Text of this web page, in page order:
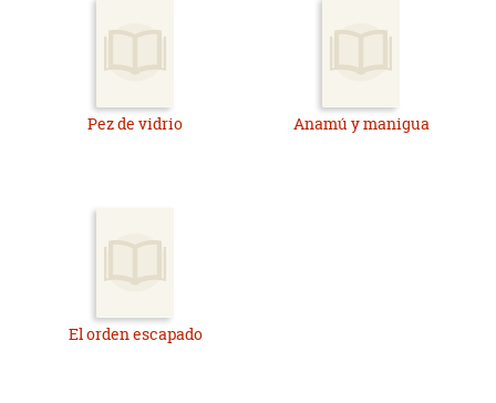
Pez de vidrio Anamú y manigua
El orden escapado